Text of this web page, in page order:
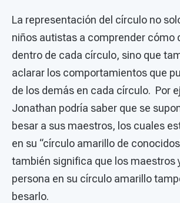
La representación del círculo no
niños autistas a comprender cómo
dentro de cada círculo, sino que
aclarar los comportamientos que
de los demás en cada círculo. Por
Jonathan podría saber que se
besar a sus maestros, los cuales
en su “círculo amarillo de
también significa que los maestros
persona en su círculo amarillo
besarlo.